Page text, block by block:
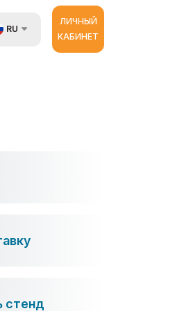
RU
ЛИЧНЫЙ
КАБИНЕТ
стенд